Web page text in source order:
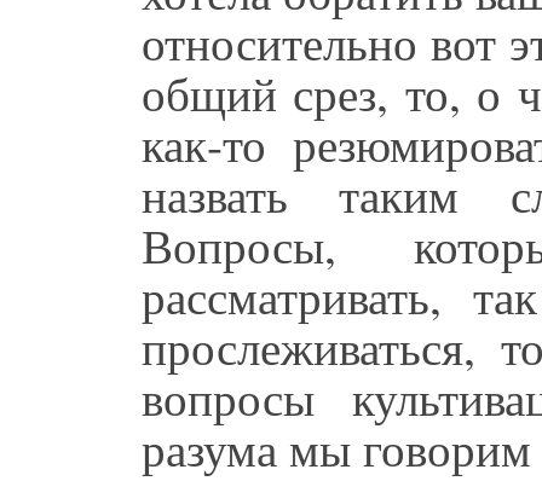
относительно вот
общий срез, то, о
как-то
назвать таким
Вопросы,
рассматривать,
прослеживаться,
вопросы
разума мы говорим